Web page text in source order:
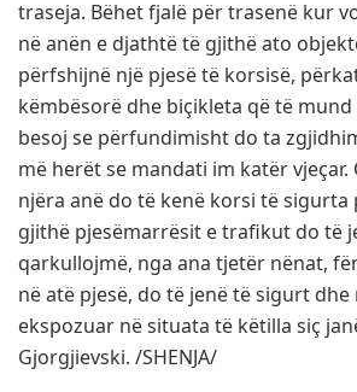
traseja. Bëhet fjalë për trasenë kur
në anën e djathtë të gjithë ato
përfshijnë një pjesë të korsisë,
këmbësorë dhe biçikleta që të
besoj se përfundimisht do ta
më herët se mandati im katër
njëra anë do të kenë korsi të
gjithë pjesëmarrësit e trafikut do të
qarkullojmë, nga ana tjetër nënat,
në atë pjesë, do të jenë të sigurt
ekspozuar në situata të këtilla siç
Gjorgjievski. /SHENJA/